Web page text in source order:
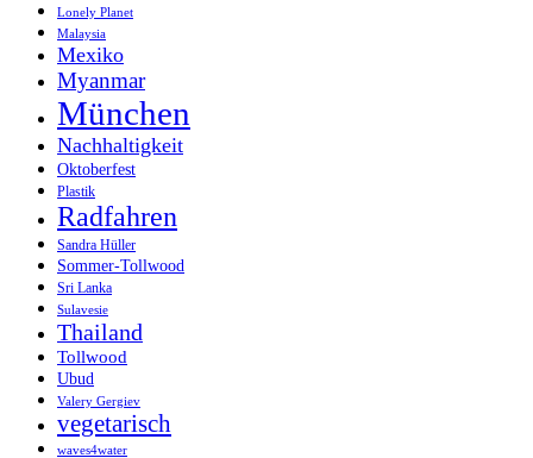
Lonely Planet
Malaysia
Mexiko
Myanmar
München
Nachhaltigkeit
Oktoberfest
Plastik
Radfahren
Sandra Hüller
Sommer-Tollwood
Sri Lanka
Sulavesie
Thailand
Tollwood
Ubud
Valery Gergiev
vegetarisch
waves4water